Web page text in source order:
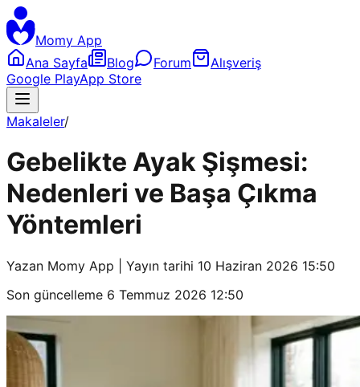
Momy App
Ana Sayfa
Blog Forum
Alışveriş
Google PlayApp Store
Makaleler/
Gebelikte Ayak Şişmesi:
Nedenleri ve Başa Çıkma
Yöntemleri
Yazan Momy App | Yayın tarihi 10 Haziran 2026 15:50
Son güncelleme 6 Temmuz 2026 12:50